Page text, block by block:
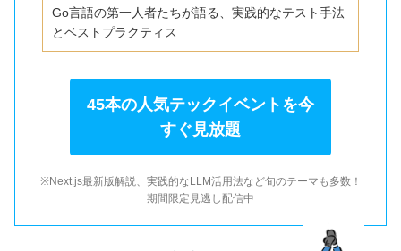
Go言語の第一人者たちが語る、実践的なテスト手法
とベストプラクティス
45本の人気テックイベントを今
すぐ見放題
※Next.js最新版解説、実践的なLLM活用法など旬のテーマも多数！
期間限定見逃し配信中